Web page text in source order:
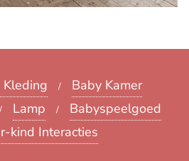
Kleding
Baby Kamer
Lamp
Babyspeelgoed
kind Interacties